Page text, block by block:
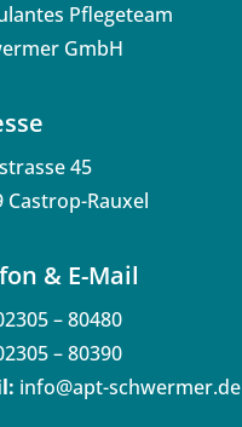
Pflegeteam
GmbH
45
Castrop-Rauxel
& E-Mail
– 80480
– 80390
info@apt-schwermer.de